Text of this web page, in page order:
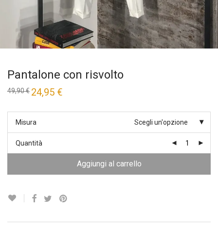
Pantalone con risvolto
49,90€ Il
prezzo
era:
24,95 €
è:
Misura Scegli un'opzione
Quantità
Aggiungi al carrello